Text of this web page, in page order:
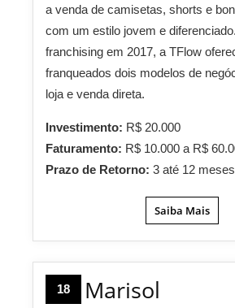
a venda de camisetas, shorts e
com um estilo jovem e
franchising em 2017, a TFlow
franqueados dois modelos de
loja e venda direta.
Investimento: R$ 20.000
Faturamento: R$ 10.000 a R$
Prazo de Retorno: 3 até 12 meses
Saiba Mais
18 Marisol